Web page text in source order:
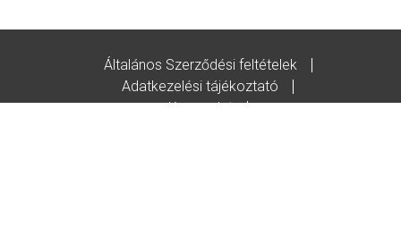
Általános Szerződési feltételek
Adatkezelési tájékoztató
Kapcsolat